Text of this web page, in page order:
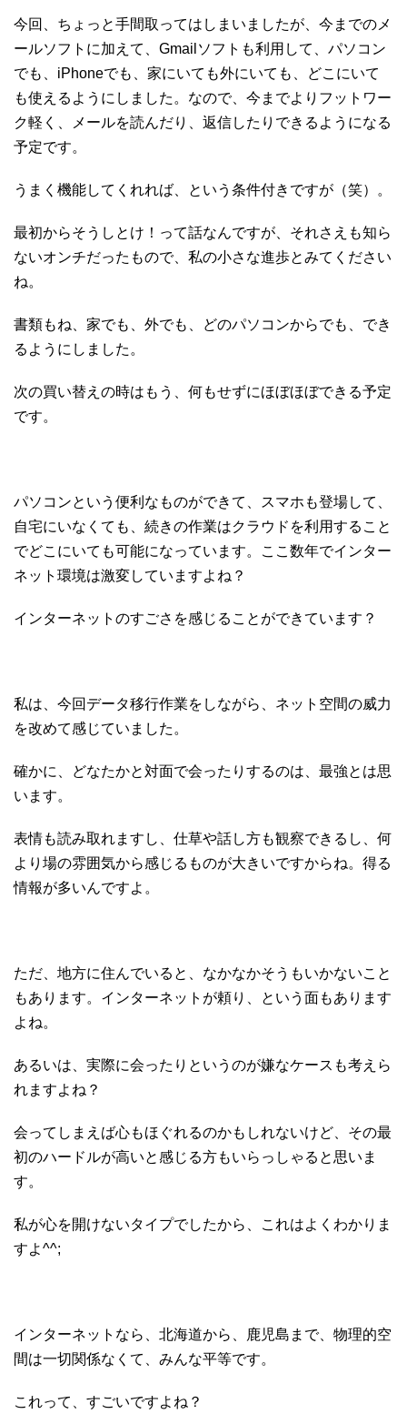
今回、ちょっと手間取ってはしまいましたが、今までのメ
ールソフトに加えて、Gmailソフトも利用して、パソコン
でも、iPhoneでも、家にいても外にいても、どこにいて
も使えるようにしました。なので、今までよりフットワー
ク軽く、メールを読んだり、返信したりできるようになる
予定です。
うまく機能してくれれば、という条件付きですが（笑）。
最初からそうしとけ！って話なんですが、それさえも知ら
ないオンチだったもので、私の小さな進歩とみてください
ね。
書類もね、家でも、外でも、どのパソコンからでも、でき
るようにしました。
次の買い替えの時はもう、何もせずにほぼほぼできる予定
です。
パソコンという便利なものができて、スマホも登場して、
自宅にいなくても、続きの作業はクラウドを利用すること
でどこにいても可能になっています。ここ数年でインター
ネット環境は激変していますよね？
インターネットのすごさを感じることができています？
私は、今回データ移行作業をしながら、ネット空間の威力
を改めて感じていました。
確かに、どなたかと対面で会ったりするのは、最強とは思
います。
表情も読み取れますし、仕草や話し方も観察できるし、何
より場の雰囲気から感じるものが大きいですからね。得る
情報が多いんですよ。
ただ、地方に住んでいると、なかなかそうもいかないこと
もあります。インターネットが頼り、という面もあります
よね。
あるいは、実際に会ったりというのが嫌なケースも考えら
れますよね？
会ってしまえば心もほぐれるのかもしれないけど、その最
初のハードルが高いと感じる方もいらっしゃると思いま
す。
私が心を開けないタイプでしたから、これはよくわかりま
すよ^^;
インターネットなら、北海道から、鹿児島まで、物理的空
間は一切関係なくて、みんな平等です。
これって、すごいですよね？